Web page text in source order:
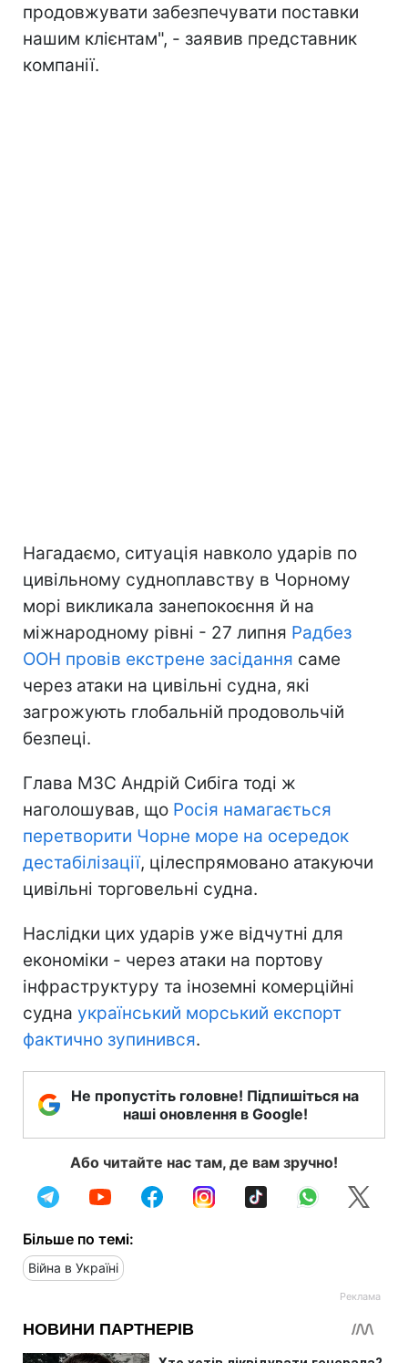
продовжувати забезпечувати поставки
нашим клієнтам", - заявив представник
компанії.
Нагадаємо, ситуація навколо ударів по
цивільному судноплавству в Чорному
морі викликала занепокоєння й на
міжнародному рівні - 27 липня Радбез
ООН провів екстрене засідання саме
через атаки на цивільні судна, які
загрожують глобальній продовольчій
безпеці.
Глава МЗС Андрій Сибіга тоді ж
наголошував, що Росія намагається
перетворити Чорне море на осередок
дестабілізації, цілеспрямовано атакуючи
цивільні торговельні судна.
Наслідки цих ударів уже відчутні для
економіки - через атаки на портову
інфраструктуру та іноземні комерційні
судна український морський експорт
фактично зупинився.
Не пропустіть головне! Підпишіться на
наші оновлення в Google!
Або читайте нас там, де вам зручно!
Більше по темі:
Війна в Україні